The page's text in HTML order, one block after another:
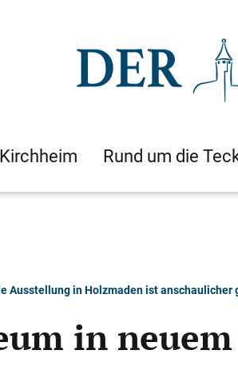
Kirchheim Rund um die
Ausstellung in Holzmaden ist anschaulicher
in